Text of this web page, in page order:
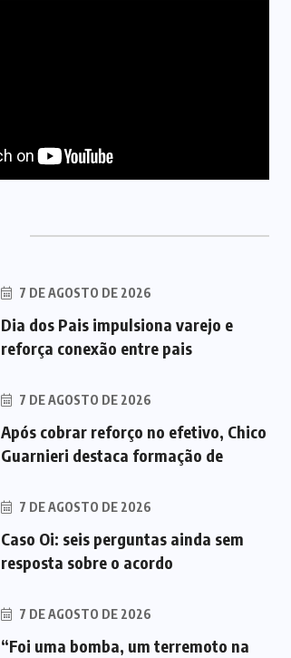
7 DE AGOSTO DE 2026
Dia dos Pais impulsiona varejo e
reforça conexão entre pais
7 DE AGOSTO DE 2026
Após cobrar reforço no efetivo, Chico
Guarnieri destaca formação de
7 DE AGOSTO DE 2026
Caso Oi: seis perguntas ainda sem
resposta sobre o acordo
7 DE AGOSTO DE 2026
“Foi uma bomba, um terremoto na